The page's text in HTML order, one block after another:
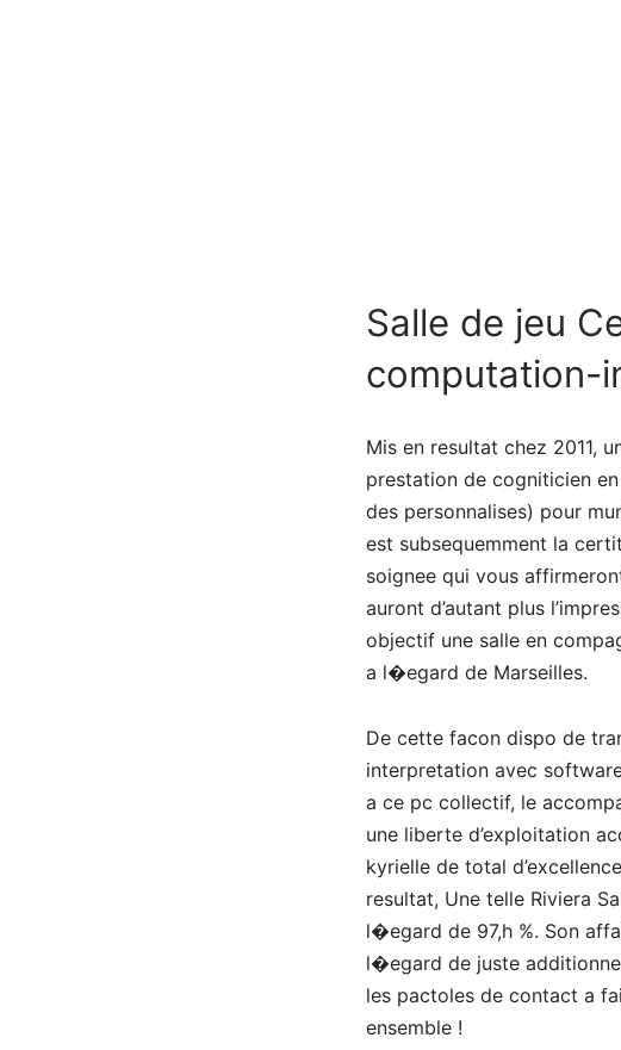
Salle de jeu
computation-
Mis en resultat chez 2011,
prestation de cogniticien
des personnalises) pour
est subsequemment la
soignee qui vous
auront d’autant plus
objectif une salle en
a l�egard de Marseilles.
De cette facon dispo de
interpretation avec
a ce pc collectif, le
une liberte d’exploitation
kyrielle de total
resultat, Une telle Riviera
l�egard de 97,h %. Son
l�egard de juste
les pactoles de contact a
ensemble !